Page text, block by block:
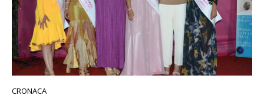
CRONACA